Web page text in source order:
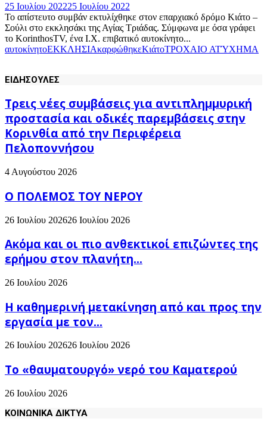
25 Ιουλίου 202225 Ιουλίου 2022
Το απίστευτο συμβάν εκτυλίχθηκε στον επαρχιακό δρόμο Κιάτο –
Σούλι στο εκκλησάκι της Αγίας Τριάδας. Σύμφωνα με όσα γράφει
το KorinthosTV, ένα I.X. επιβατικό αυτοκίνητο...
αυτοκίνητοΕΚΚΛΗΣΙΑκαρφώθηκεΚιάτοΤΡΟΧΑΙΟ ΑΤΎΧΗΜΑ
ΕΙΔΗΣΟΥΛΕΣ
Τρεις νέες συμβάσεις για αντιπλημμυρική
προστασία και οδικές παρεμβάσεις στην
Κορινθία από την Περιφέρεια
Πελοποννήσου
4 Αυγούστου 2026
Ο ΠΟΛΕΜΟΣ ΤΟΥ ΝΕΡΟΥ
26 Ιουλίου 202626 Ιουλίου 2026
Ακόμα και οι πιο ανθεκτικοί επιζώντες της
ερήμου στον πλανήτη...
26 Ιουλίου 2026
H καθημερινή μετακίνηση από και προς την
εργασία με τον...
26 Ιουλίου 202626 Ιουλίου 2026
Το «θαυματουργό» νερό του Καματερού
26 Ιουλίου 2026
ΚΟΙΝΩΝΙΚΑ ΔΙΚΤΥΑ